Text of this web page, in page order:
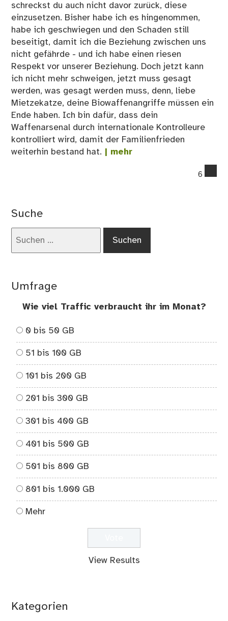
schreckst du auch nicht davor zurück, diese
einzusetzen. Bisher habe ich es hingenommen,
habe ich geschwiegen und den Schaden still
beseitigt, damit ich die Beziehung zwischen uns
nicht gefährde - und ich habe einen riesen
Respekt vor unserer Beziehung. Doch jetzt kann
ich nicht mehr schweigen, jetzt muss gesagt
werden, was gesagt werden muss, denn, liebe
Mietzekatze, deine Biowaffenangriffe müssen ein
Ende haben. Ich bin dafür, dass dein
Waffenarsenal durch internationale Kontrolleure
kontrolliert wird, damit der Familienfrieden
weiterhin bestand hat. | mehr
6
Suche
Umfrage
Wie viel Traffic verbraucht ihr im Monat?
0 bis 50 GB
51 bis 100 GB
101 bis 200 GB
201 bis 300 GB
301 bis 400 GB
401 bis 500 GB
501 bis 800 GB
801 bis 1.000 GB
Mehr
View Results
Kategorien